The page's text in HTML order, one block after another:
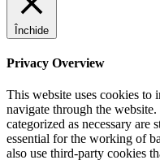
Închide
Privacy Overview
This website uses cookies
navigate through the
categorized as necessary are
essential for the working of
also use third-party cookies